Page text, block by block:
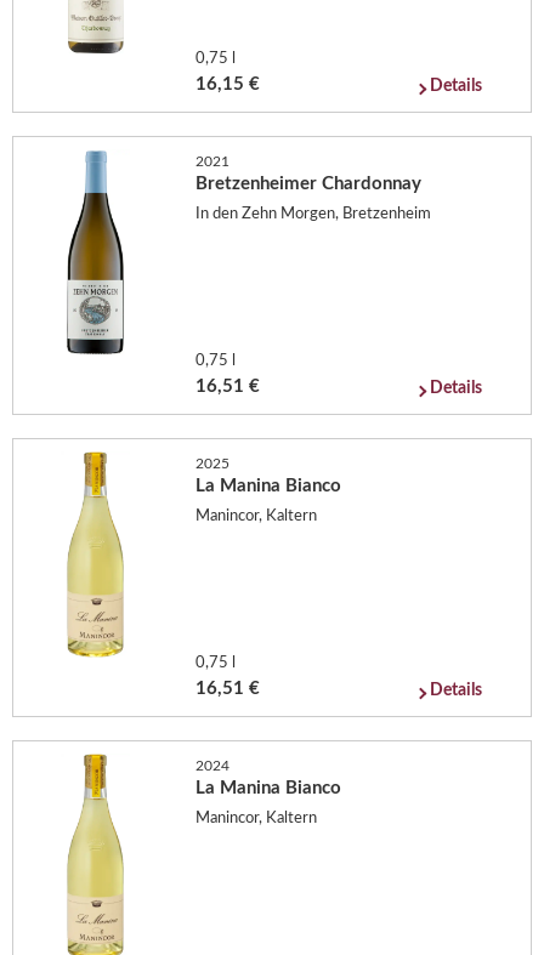
0,75 l
16,15 € Details
2021
Bretzenheimer Chardonnay
In den Zehn Morgen, Bretzenheim
0,75 l
16,51 € Details
2025
La Manina Bianco
Manincor, Kaltern
0,75 l
16,51 € Details
2024
La Manina Bianco
Manincor, Kaltern